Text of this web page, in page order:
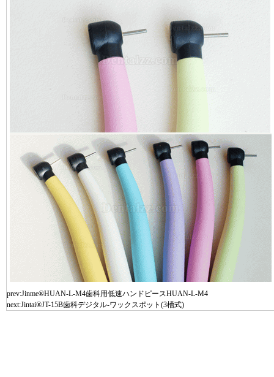
prev:Jinme®HUAN-L-M4歯科用低速ハンドピースHUAN-L-M4
next:Jintai®JT-15B歯科デジタル-ワックスポット(3槽式)